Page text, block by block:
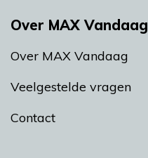
Over MAX Vandaag
Over MAX Vandaag
Veelgestelde vragen
Contact